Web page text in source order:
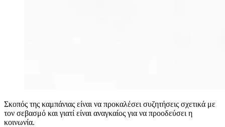
Σκοπός της καμπάνιας είναι να προκαλέσει συζητήσεις σχετικά με
τον σεβασμό και γιατί είναι αναγκαίος για να προοδεύσει η
κοινωνία.